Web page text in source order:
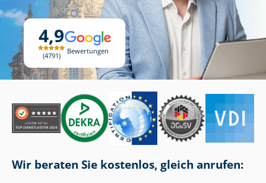
4,9
4791
Bewertungen
Wir beraten Sie kostenlos, gleich anrufen: